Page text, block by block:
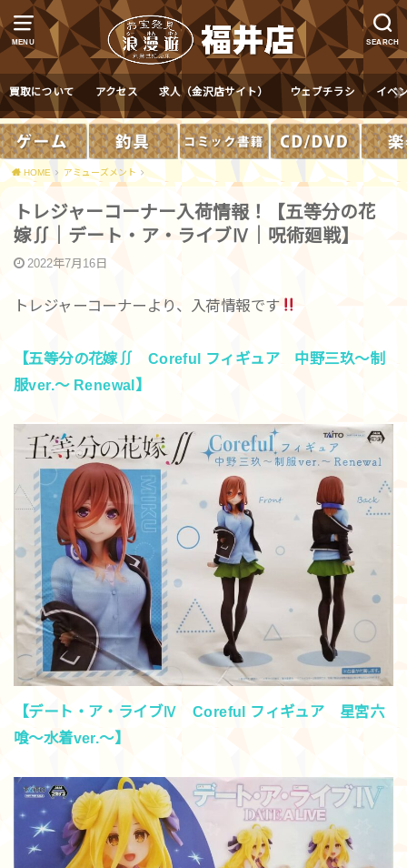
MENU SEARCH
買取について アクセス 求人（金沢店サイト） ウェブチラシ イベ
HOME アミューズメント
トレジャーコーナー入荷情報！【五等分の花
嫁∬｜デート・ア・ライブⅣ｜呪術廻戦】
2022年7月16日
トレジャーコーナーより、入荷情報です
【五等分の花嫁∬ Coreful フィギュア 中野三玖～制
服ver.～ Renewal】
【デート・ア・ライブⅣ Coreful フィギュア 星宮六
喰～水着ver.～】